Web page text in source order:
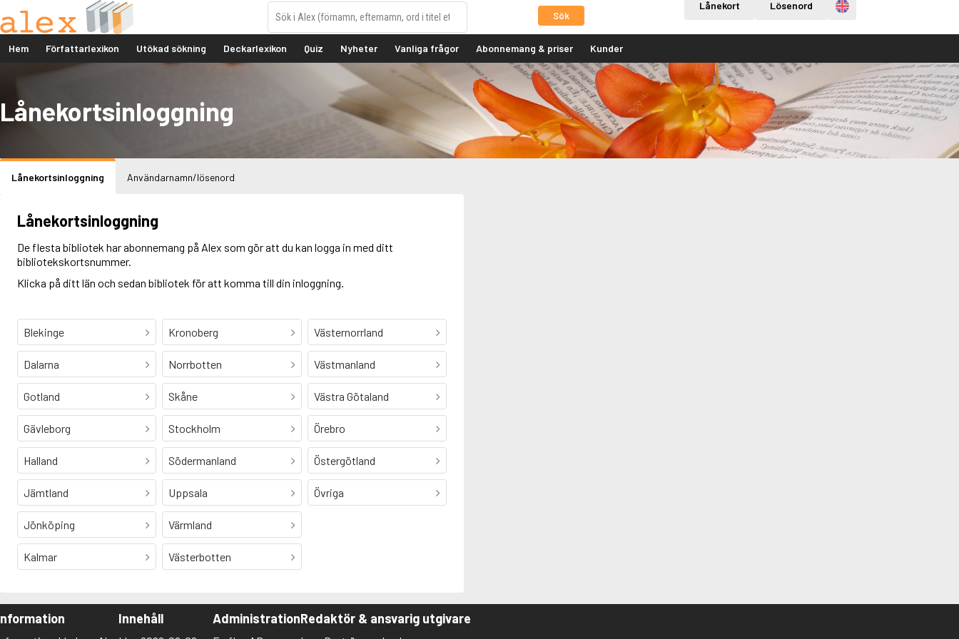
Sök
Lånekort Lösenord Engelska
Hem Författarlexikon Utökad sökning Deckarlexikon Quiz Nyheter Vanliga frågor Abonnemang & priser Kunder
Lånekortsinloggning
Lånekortsinloggning Användarnamn/lösenord
Lånekortsinloggning
De flesta bibliotek har abonnemang på Alex som gör att du kan logga in med ditt
bibliotekskortsnummer.
Klicka på ditt län och sedan bibliotek för att komma till din inloggning.
Blekinge
Dalarna
Gotland
Gävleborg
Halland
Jämtland
Jönköping
Kalmar
Kronoberg
Norrbotten
Skåne
Stockholm
Södermanland
Uppsala
Värmland
Västerbotten
Västernorrland
Västmanland
Västra Götaland
Örebro
Östergötland
Övriga
Innehåll AdministrationRedaktör & ansvarig utgivare